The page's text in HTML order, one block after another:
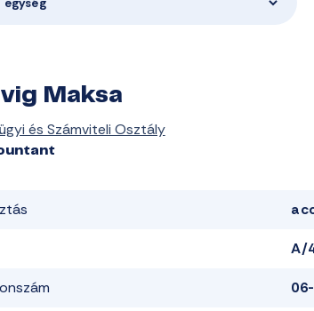
Maksa
és Számviteli Osztály
A/